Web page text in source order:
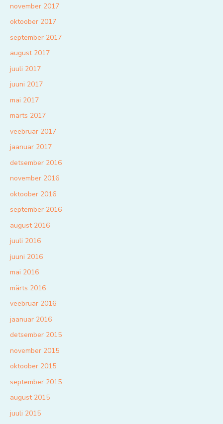
november 2017
oktoober 2017
september 2017
august 2017
juuli 2017
juuni 2017
mai 2017
märts 2017
veebruar 2017
jaanuar 2017
detsember 2016
november 2016
oktoober 2016
september 2016
august 2016
juuli 2016
juuni 2016
mai 2016
märts 2016
veebruar 2016
jaanuar 2016
detsember 2015
november 2015
oktoober 2015
september 2015
august 2015
juuli 2015